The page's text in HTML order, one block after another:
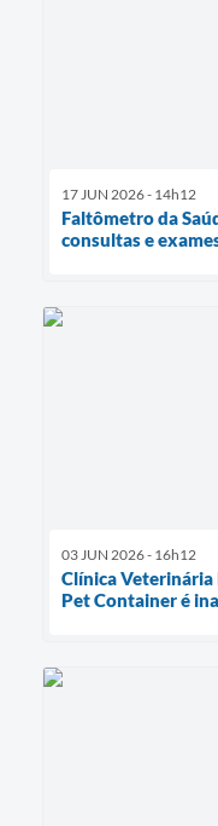
17 JUN 2026 - 14h12
Faltômetro da
consultas e
03 JUN 2026 - 16h12
Clínica
Pet Container é